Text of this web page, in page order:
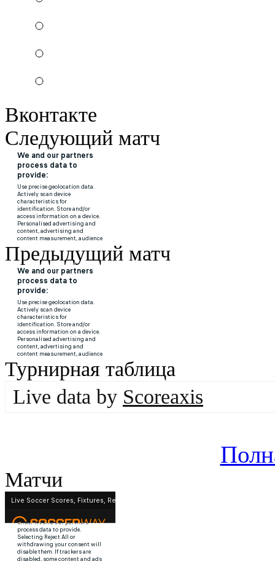
Вконтакте
Следующий матч
Предыдущий матч
Турнирная таблица
Live data by Scoreaxis
Матчи